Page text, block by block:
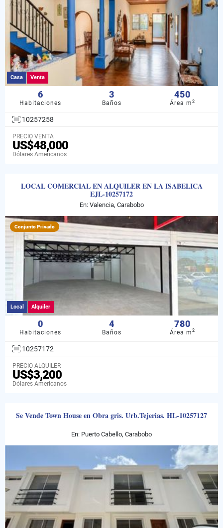
Casa Venta
6
Habitaciones
3
Baños
450
Área m2
10257258
PRECIO VENTA
US$48,000
Dólares Americanos
LOCAL COMERCIAL EN ALQUILER EN LA ISABELICA
EJL-10257172
En: Valencia, Carabobo
Conjunto Privado
Local Alquiler
0
Habitaciones
4
Baños
780
Área m2
10257172
PRECIO ALQUILER
US$3,200
Dólares Americanos
Se Vende Town House en Obra gris. Urb.Tejerias. HL-10257127
En: Puerto Cabello, Carabobo